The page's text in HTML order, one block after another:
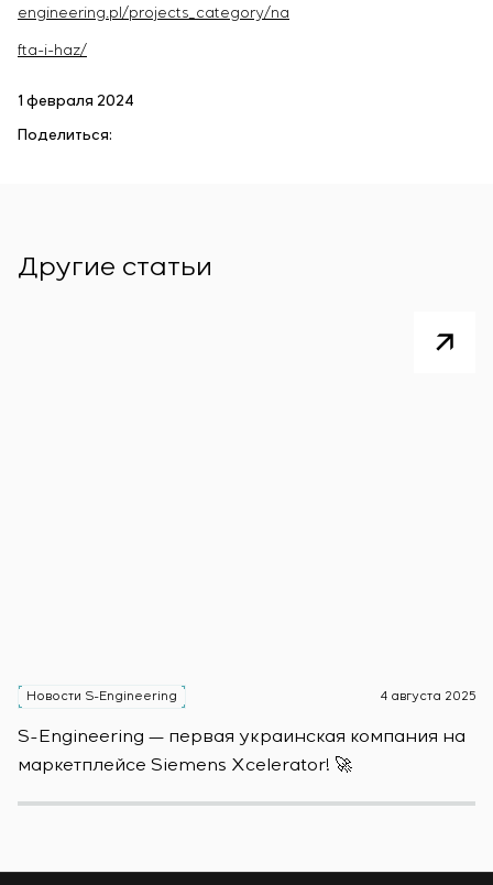
engineering.pl/projects_category/na
fta-i-haz/
1 февраля 2024
Поделиться:
Другие статьи
Новости S-Engineering 4 августа 2025
S-Engineering — первая украинская компания на
маркетплейсе Siemens Xcelerator! 🚀